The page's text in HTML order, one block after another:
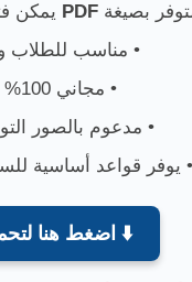
بصيغةPDF يمكن
مناسب للطلاب
مجاني 100% وسهل التحميل.
مدعوم بالصور
يوفر قواعد أساسية
⬇️ اضغط هنا